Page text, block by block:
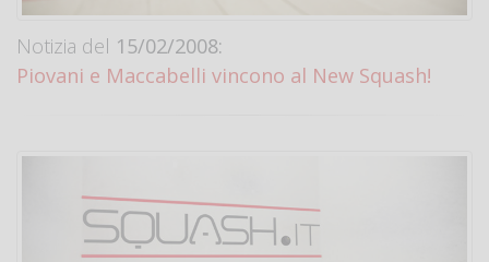
Notizia del 15/02/2008:
Piovani e Maccabelli vincono al New Squash!